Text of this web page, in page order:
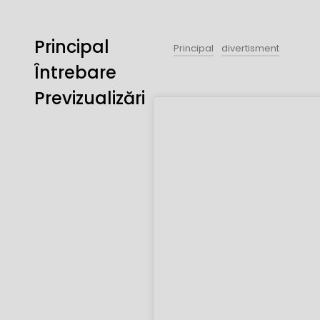
Principal
Întrebare
Previzualizări
Principal divertisment